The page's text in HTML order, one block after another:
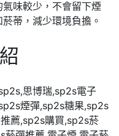
味較少，不會留下煙
蒂，減少環境負擔。